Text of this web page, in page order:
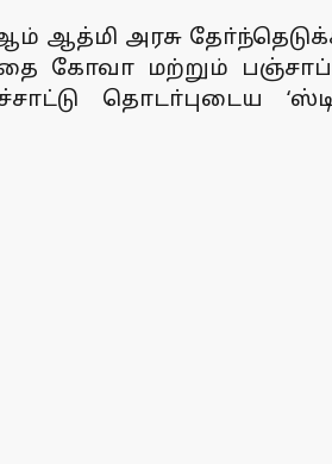
ஆத்மி அரசு
கோவா மற்றும் பஞ்சாப்
தொடா்புடைய